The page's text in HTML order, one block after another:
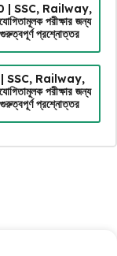
SSC, Railway,
পরীক্ষার জন্য
প্রশ্নোত্তর
Railway,
পরীক্ষার জন্য
প্রশ্নোত্তর